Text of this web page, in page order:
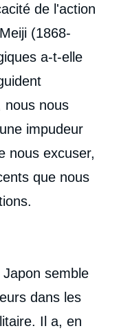
de l'action
(1868-
a-t-elle
nous nous
impudeur
nous excuser,
que nous
semble
dans les
Il a, en